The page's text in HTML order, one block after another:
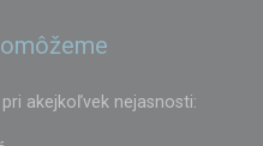
akejkoľvek nejasnosti: